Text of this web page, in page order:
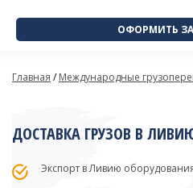
ОФОРМИТЬ
Главная /Международные
ДОСТАВКА ГРУЗОВ В
Экспорт в Ливию